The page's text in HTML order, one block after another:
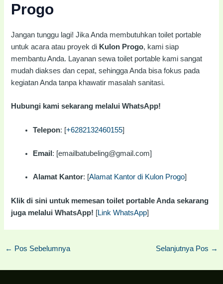
Progo
Jangan tunggu lagi! Jika Anda membutuhkan toilet portable
untuk acara atau proyek di Kulon Progo, kami siap
membantu Anda. Layanan sewa toilet portable kami sangat
mudah diakses dan cepat, sehingga Anda bisa fokus pada
kegiatan Anda tanpa khawatir masalah sanitasi.
Hubungi kami sekarang melalui WhatsApp!
Telepon: [+6282132460155]
Email : [emailbatubeling@gmail.com]
Alamat Kantor: [Alamat Kantor di Kulon Progo]
Klik di sini untuk memesan toilet portable Anda sekarang
juga melalui WhatsApp! [Link WhatsApp]
← Pos Sebelumnya Selanjutnya Pos →